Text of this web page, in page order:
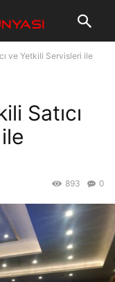
ve Yetkili Servisleri ile
Satıcı
0
893